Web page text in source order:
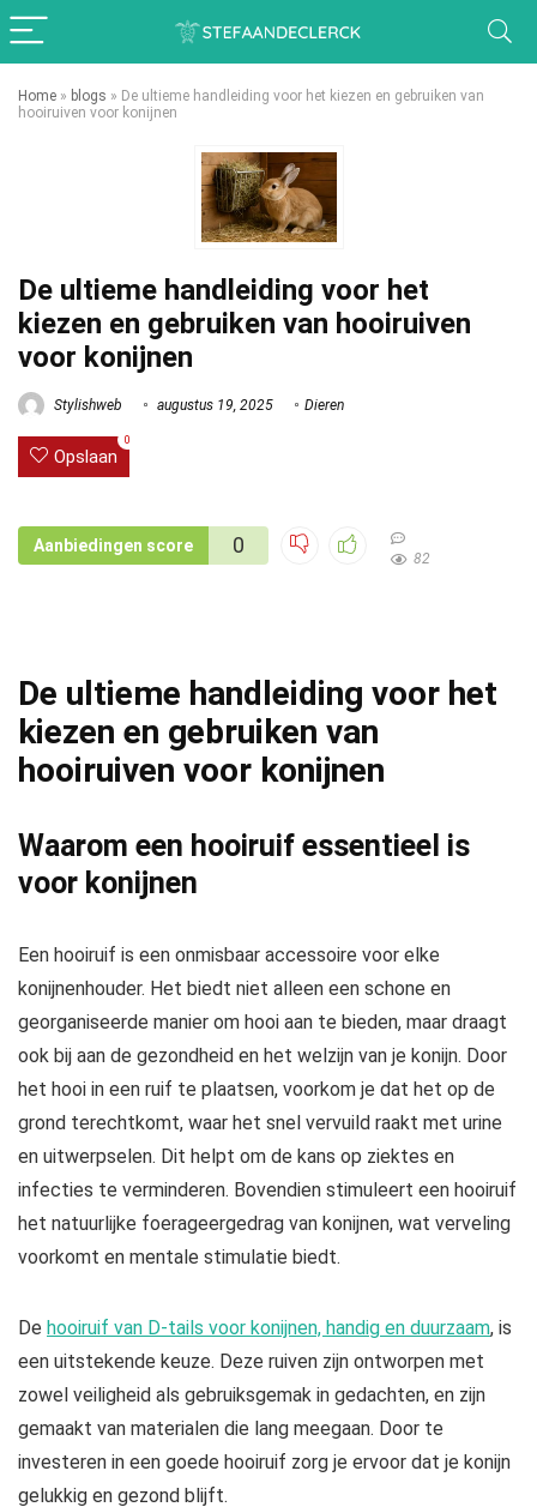
Home » blogs » De ultieme handleiding voor het kiezen en gebruiken van
hooiruiven voor konijnen
De ultieme handleiding voor het
kiezen en gebruiken van hooiruiven
voor konijnen
Stylishweb augustus 19, 2025 Dieren
Opslaan
0
Aanbiedingen score 0
82
De ultieme handleiding voor het
kiezen en gebruiken van
hooiruiven voor konijnen
Waarom een hooiruif essentieel is
voor konijnen
Een hooiruif is een onmisbaar accessoire voor elke
konijnenhouder. Het biedt niet alleen een schone en
georganiseerde manier om hooi aan te bieden, maar draagt
ook bij aan de gezondheid en het welzijn van je konijn. Door
het hooi in een ruif te plaatsen, voorkom je dat het op de
grond terechtkomt, waar het snel vervuild raakt met urine
en uitwerpselen. Dit helpt om de kans op ziektes en
infecties te verminderen. Bovendien stimuleert een hooiruif
het natuurlijke foerageergedrag van konijnen, wat verveling
voorkomt en mentale stimulatie biedt.
De hooiruif van D-tails voor konijnen, handig en duurzaam, is
een uitstekende keuze. Deze ruiven zijn ontworpen met
zowel veiligheid als gebruiksgemak in gedachten, en zijn
gemaakt van materialen die lang meegaan. Door te
investeren in een goede hooiruif zorg je ervoor dat je konijn
gelukkig en gezond blijft.